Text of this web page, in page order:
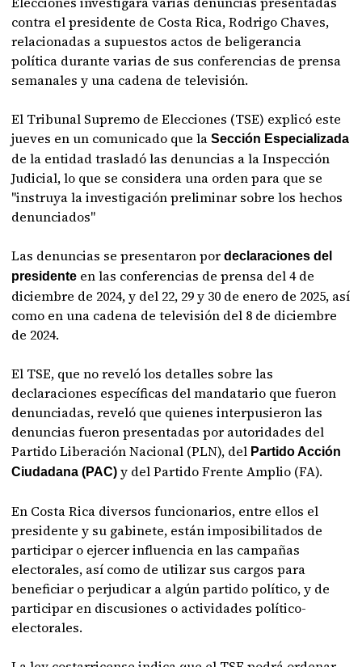
contra el presidente de Costa Rica, Rodrigo Chaves,
relacionadas a supuestos actos de beligerancia
política durante varias de sus conferencias de prensa
semanales y una cadena de televisión.
El Tribunal Supremo de Elecciones (TSE) explicó este
jueves en un comunicado que la Sección Especializada
de la entidad trasladó las denuncias a la Inspección
Judicial, lo que se considera una orden para que se
"instruya la investigación preliminar sobre los hechos
denunciados"
Las denuncias se presentaron pordeclaraciones del
presidente en las conferencias de prensa del 4 de
diciembre de 2024, y del 22, 29 y 30 de enero de 2025, así
como en una cadena de televisión del 8 de diciembre
de 2024.
El TSE, que no reveló los detalles sobre las
declaraciones específicas del mandatario que fueron
denunciadas, reveló que quienes interpusieron las
denuncias fueron presentadas por autoridades del
Partido Liberación Nacional (PLN), del Partido Acción
Ciudadana (PAC) y del Partido Frente Amplio (FA).
En Costa Rica diversos funcionarios, entre ellos el
presidente y su gabinete, están imposibilitados de
participar o ejercer influencia en las campañas
electorales, así como de utilizar sus cargos para
beneficiar o perjudicar a algún partido político, y de
participar en discusiones o actividades político-
electorales.